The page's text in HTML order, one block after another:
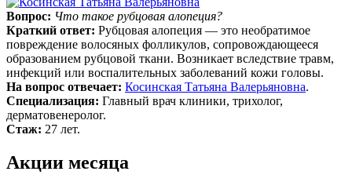
Вопрос: Что такое рубцовая алопеция?
Краткий ответ: Рубцовая алопеция — это необратимое
повреждение волосяных фолликулов, сопровождающееся
образованием рубцовой ткани. Возникает вследствие травм,
инфекций или воспалительных заболеваний кожи головы.
На вопрос отвечает: Косинская Татьяна Валерьяновна.
Специализация: Главный врач клиники, трихолог,
дерматовенеролог.
Стаж: 27 лет.
Акции месяца